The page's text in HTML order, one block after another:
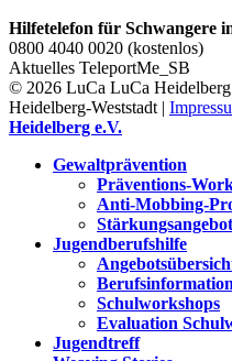
Hilfetelefon für Schwangere
0800 4040 0020 (kostenlos)
Aktuelles TeleportMe_SB
© 2026 LuCa LuCa Heidelberg
Heidelberg-Weststadt |
Heidelberg e.V.
Gewaltprävention
Präventions-
Anti-Mobbing-
Jugendberufshilfe
Schulworkshops
Evaluation
Jugendtreff